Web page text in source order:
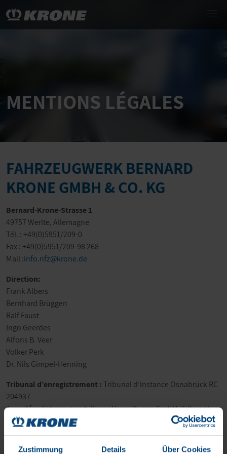
Zustimmung Details Über Cookies
MENTIONS LÉGALES
FAHRZEUGWERK BERNARD
KRONE GMBH & CO. KG
Bernard-Krone-Strasse 1
49757 Werlte, Allemagne
Tél. : +49(0)5951/209-0
Fax : +49(0)5951/209-98 268
Mail :info.nfz@krone.de
Direction:
Frank Albers
Bernhard Brüggen
Ralf Faust
Ingo Geerdes
Alfons B. Veer
Volker Perk
Dr. Nils Gimpel-Henning
Tribunal d’enregistrement :Tribunal d’instance Osnabrück RC
204937
Associée :Fahrzeugwerk Krone Verwaltungs-GmbH, Tribunal
d’instance Osnabrück HRB 210084